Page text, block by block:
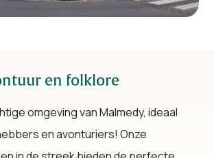
en folklore
omgeving van Malmedy, ideaal
en avonturiers! Onze